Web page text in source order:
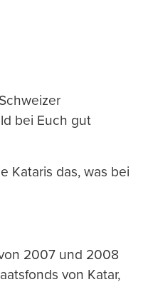
bei Euch gut
Kataris das, was bei
2007 und 2008
von Katar,